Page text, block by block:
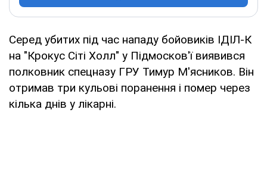
Серед убитих під час нападу бойовиків ІДІЛ-К
на "Крокус Сіті Холл" у Підмосков'ї виявився
полковник спецназу ГРУ Тимур М'ясников. Він
отримав три кульові поранення і помер через
кілька днів у лікарні.